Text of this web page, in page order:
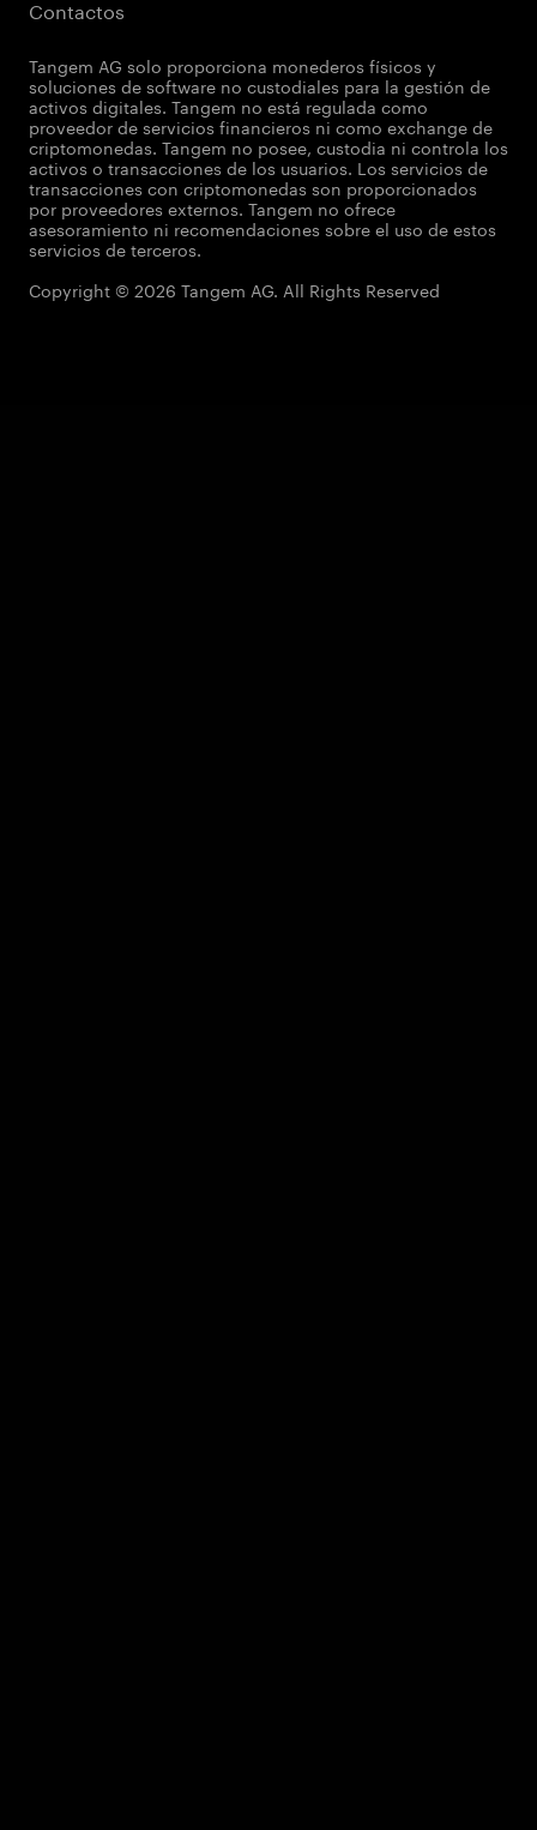
Contactos
Tangem AG solo proporciona monederos físicos y
soluciones de software no custodiales para la gestión de
activos digitales. Tangem no está regulada como
proveedor de servicios financieros ni como exchange de
criptomonedas. Tangem no posee, custodia ni controla los
activos o transacciones de los usuarios. Los servicios de
transacciones con criptomonedas son proporcionados
por proveedores externos. Tangem no ofrece
asesoramiento ni recomendaciones sobre el uso de estos
servicios de terceros.